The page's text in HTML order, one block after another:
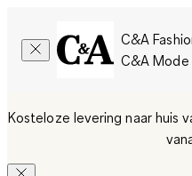
C&A
C&A Mode
Kosteloze levering naar huis